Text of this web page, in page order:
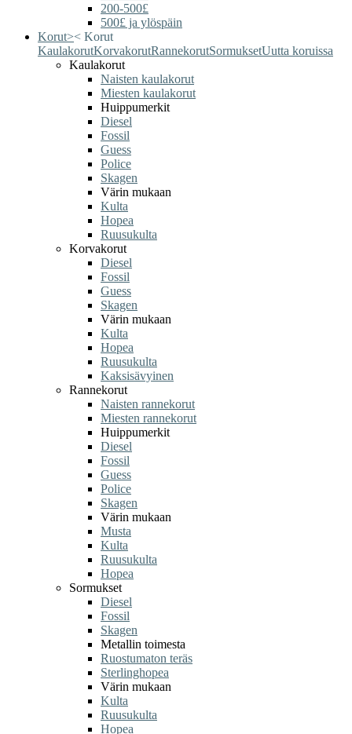
200-500£
500£ ja ylöspäin
Korut>< Korut
KaulakorutKorvakorutRannekorutSormuksetUutta koruissa
Kaulakorut
Naisten kaulakorut
Miesten kaulakorut
Huippumerkit
Diesel
Fossil
Guess
Police
Skagen
Värin mukaan
Kulta
Hopea
Ruusukulta
Korvakorut
Diesel
Fossil
Guess
Skagen
Värin mukaan
Kulta
Hopea
Ruusukulta
Kaksisävyinen
Rannekorut
Naisten rannekorut
Miesten rannekorut
Huippumerkit
Diesel
Fossil
Guess
Police
Skagen
Värin mukaan
Musta
Kulta
Ruusukulta
Hopea
Sormukset
Diesel
Fossil
Skagen
Metallin toimesta
Ruostumaton teräs
Sterlinghopea
Värin mukaan
Kulta
Ruusukulta
Hopea